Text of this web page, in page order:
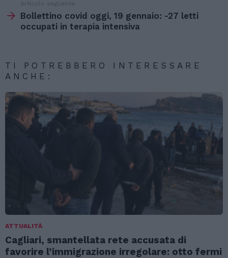
Articolo seguente
Bollettino covid oggi, 19 gennaio: -27 letti
occupati in terapia intensiva
TI POTREBBERO INTERESSARE
ANCHE:
ATTUALITÀ
Cagliari, smantellata rete accusata di
favorire l’immigrazione irregolare: otto fermi